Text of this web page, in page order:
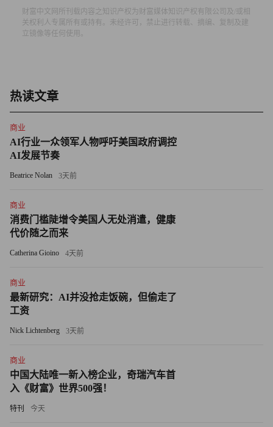
务器，可同时容纳 590 万用户。）公司的投资者关系总监周
东蕾表示: “很多人都以为，在游戏行业里，酥产品最好谁
修。”
工（平均年龄 25 岁），他们需要了解玩游戏的同龄人的想
法。在一间间办公隔断里，设计人员正在描画新的怪兽、绘
制新的地图、设计新的装备、构思新的战役，或是测试同事
工具，请来演员、专业舞蹈家和武术运动员，把他们的动作
植入到游戏人物当中，包括从简单的挥手到功夫中的飞腿等
各种动作。23 岁的动作捕捉工程师蔡英（音）说，“甚至连
表情我们也有，演员的有些动作会显示其饥饿或高兴。”
有时，盛大员工也沉浸在自己开发的游戏世界里。前不久
的一个夏日，我看见 24 岁的胡振凯（音）正带领十几位玩
属于无敌的特殊角色。他正在一片旷野中的几棵树旁等待。
（这是典型的欢迎仪式）。其他角色也相继出现，有的跟著
一头猪，有的带领著一具骷髅。胡带著他们穿行在曲折的走
廊，经过灰暗的石林，杀死一头一头长著蝙蝠翅膀的怪兽，
财富中文网所刊载内容之知识产权为财富媒体知识产权有限公司及/或相
关权利人专属所有或持有。未经许可，禁止进行转载、摘编、复制及建
立镜像等任何使用。
热读文章
商业
AI行业一众领军人物呼吁美国政府调控
AI发展节奏
Beatrice Nolan 3天前
商业
消费门槛陡增令美国人无处消遣，健康
代价随之而来
Catherina Gioino 4天前
商业
最新研究：AI并没抢走饭碗，但偷走了
工资
Nick Lichtenberg 3天前
商业
中国大陆唯一新入榜企业，奇瑞汽车首
入《财富》世界500强！
特刊 今天